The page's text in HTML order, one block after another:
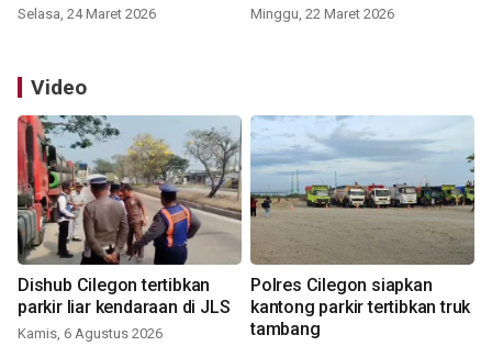
Selasa, 24 Maret 2026 Minggu, 22 Maret 2026
Video
Dishub Cilegon tertibkan
parkir liar kendaraan di JLS
Kamis, 6 Agustus 2026
Polres Cilegon siapkan
kantong parkir tertibkan truk
tambang